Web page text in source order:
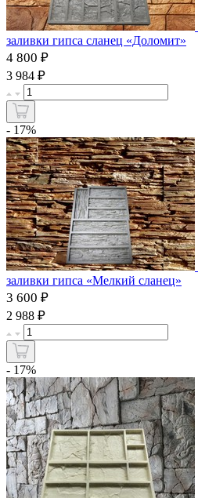
заливки гипса сланец «Доломит»
4 800 ₽
3 984 ₽
- 17%
заливки гипса «Мелкий сланец»
3 600 ₽
2 988 ₽
- 17%